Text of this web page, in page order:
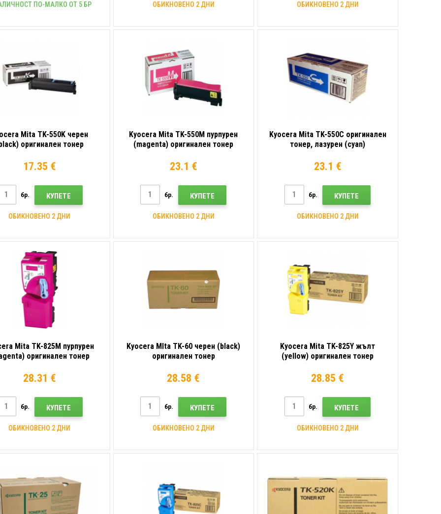
ПО-МАЛКО ОТ 5 БР ОБИКНОВЕНО 2 ДНИ ОБИКНОВЕНО 2 ДНИ
Mita TK-550K черен
оригинален тонер
17.35 €
бр. КУПЕТЕ
ОБИКНОВЕНО 2 ДНИ
Kyocera Mita TK-550M пурпурен
(magenta) оригинален тонер
23.1 €
бр. КУПЕТЕ
ОБИКНОВЕНО 2 ДНИ
Kyocera Mita TK-550C оригинален
тонер, лазурен (cyan)
23.1 €
бр. КУПЕТЕ
ОБИКНОВЕНО 2 ДНИ
Mita TK-825M пурпурен
оригинален тонер
28.31 €
бр. КУПЕТЕ
ОБИКНОВЕНО 2 ДНИ
Kyocera MIta TK-60 черен (black)
оригинален тонер
28.58 €
бр. КУПЕТЕ
ОБИКНОВЕНО 2 ДНИ
Kyocera Mita TK-825Y жълт
(yellow) оригинален тонер
28.85 €
бр. КУПЕТЕ
ОБИКНОВЕНО 2 ДНИ